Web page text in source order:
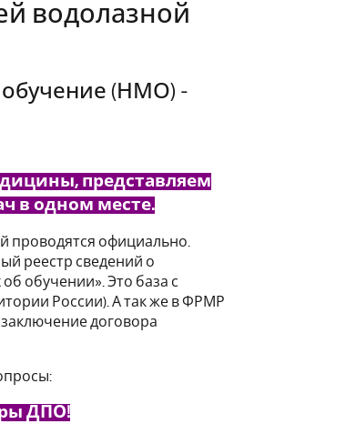
водолазной
(НМО) -
представляем
в одном месте.
проводятся официально.
реестр сведений о
обучении». Это база с
России). А так же в ФРМР
договора
ДПО!